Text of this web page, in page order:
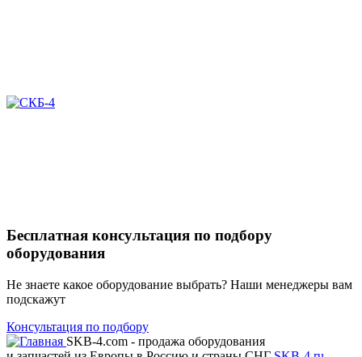
Бесплатная консультация по подбору
оборудования
Не знаете какое оборудование выбрать? Наши менеджеры вам
подскажут
Консультация по подбору
SKB-4.com - продажа оборудования